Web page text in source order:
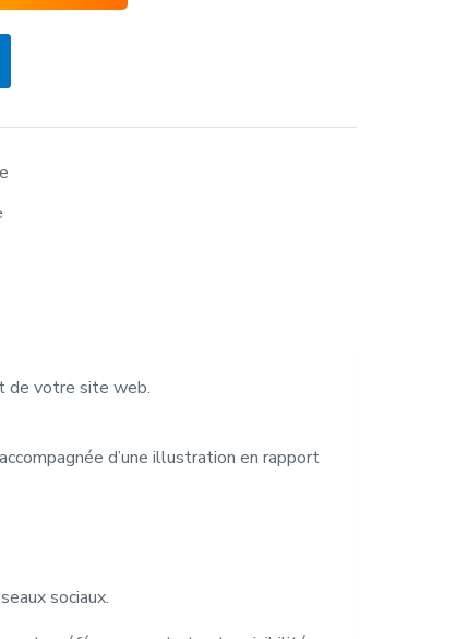
de votre site web.
d’une illustration en rapport
sociaux.